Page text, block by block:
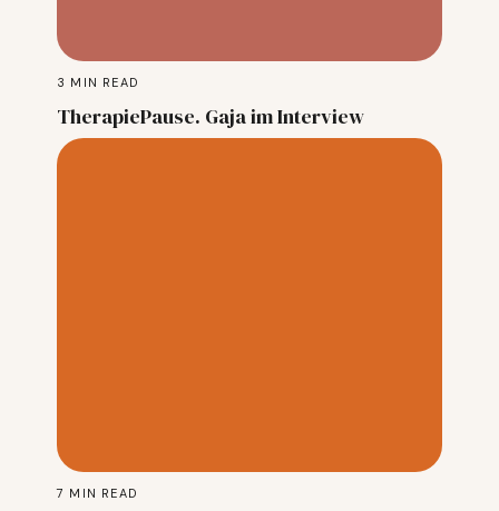
3 MIN READ
TherapiePause. Gaja im Interview
7 MIN READ